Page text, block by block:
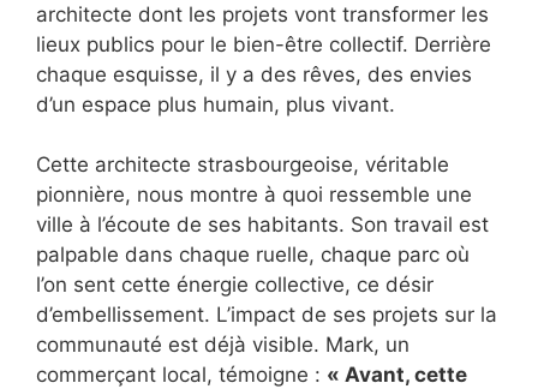
architecte dont les projets vont transformer les
lieux publics pour le bien-être collectif. Derrière
chaque esquisse, il y a des rêves, des envies
d’un espace plus humain, plus vivant.
Cette architecte strasbourgeoise, véritable
pionnière, nous montre à quoi ressemble une
ville à l’écoute de ses habitants. Son travail est
palpable dans chaque ruelle, chaque parc où
l’on sent cette énergie collective, ce désir
d’embellissement. L’impact de ses projets sur la
communauté est déjà visible. Mark, un
commerçant local, témoigne : « Avant, cette